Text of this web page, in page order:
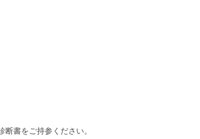
書をご持参ください。